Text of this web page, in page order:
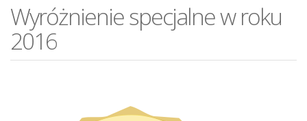
Wyróżnienie specjalne w roku
2016